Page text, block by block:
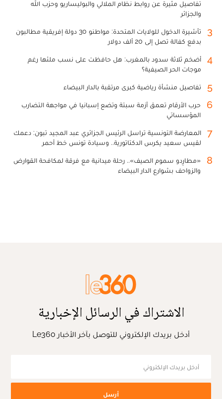
تفاصيل مثيرة عن روابط نظام الملالي والبوليساريو وحزب الله
والجزائر
3
تأشيرة الدخول للولايات المتحدة: مواطنو 30 دولة إفريقية مطالبون
بدفع كفالة تصل إلى 20 ألف دولار
4
أضخم ثلاثة سدود بالمغرب: هل حافظت على نسب ملئها رغم
موجات الحر الصيفية؟
5 تفاصيل منشأة رياضية كبرى مرتقبة بالدار البيضاء
6
حرب الأرقام تعمق أزمة سبتة وتضع إسبانيا في مواجهة التضارب
المؤسساتي
7
المعارضة التونسية تراسل الرئيس الجزائري عبد المجيد تبون: دعمك
لقيس سعيد يكرس الدكتاتورية.. وسيادة تونس خط أحمر
8
«مطارِدو سموم الصيف».. رحلة ميدانية مع فرقة لمكافحة القوارض
والزواحف بشوارع الدار البيضاء
الاشتراك في الرسائل الإخبارية
أدخل بريدك الإلكتروني للتوصل بآخر الأخبار Le360
أرسل